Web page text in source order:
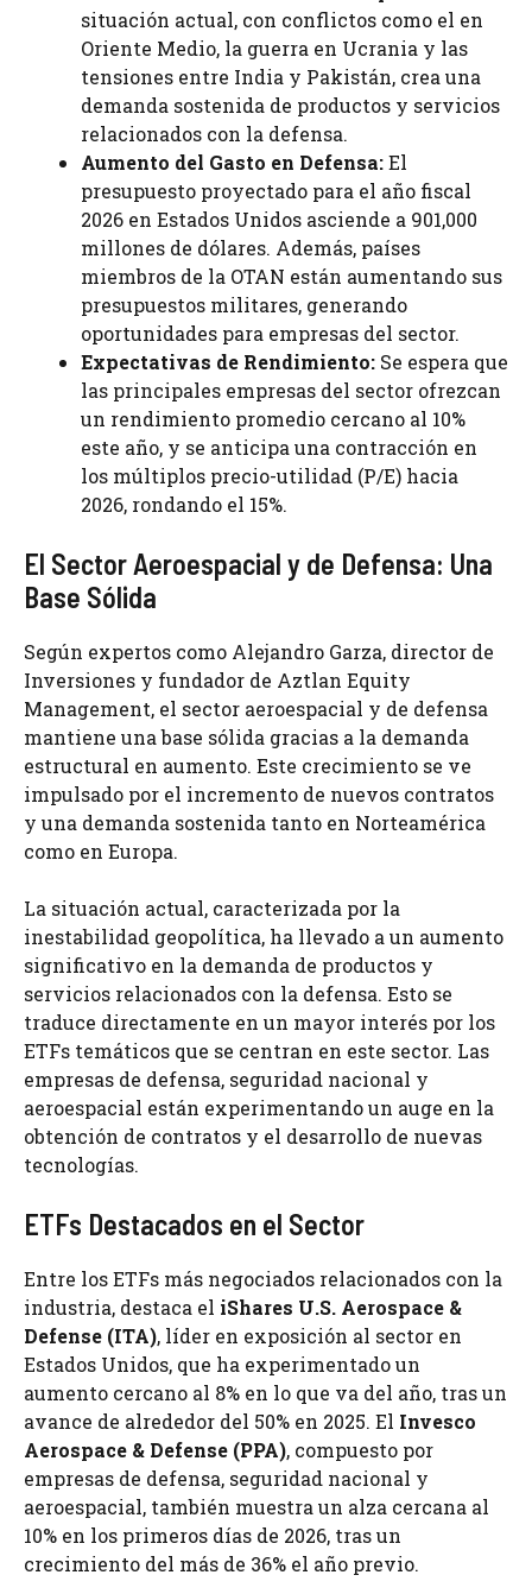
situación actual, con conflictos como el en
Oriente Medio, la guerra en Ucrania y las
tensiones entre India y Pakistán, crea una
demanda sostenida de productos y servicios
relacionados con la defensa.
Aumento del Gasto en Defensa:El
presupuesto proyectado para el año fiscal
2026 en Estados Unidos asciende a 901,000
millones de dólares. Además, países
miembros de la OTAN están aumentando sus
presupuestos militares, generando
oportunidades para empresas del sector.
Expectativas de Rendimiento: Se espera que
las principales empresas del sector ofrezcan
un rendimiento promedio cercano al 10%
este año, y se anticipa una contracción en
los múltiplos precio-utilidad (P/E) hacia
2026, rondando el 15%.
El Sector Aeroespacial y de Defensa: Una
Base Sólida
Según expertos como Alejandro Garza, director de
Inversiones y fundador de Aztlan Equity
Management, el sector aeroespacial y de defensa
mantiene una base sólida gracias a la demanda
estructural en aumento. Este crecimiento se ve
impulsado por el incremento de nuevos contratos
y una demanda sostenida tanto en Norteamérica
como en Europa.
La situación actual, caracterizada por la
inestabilidad geopolítica, ha llevado a un aumento
significativo en la demanda de productos y
servicios relacionados con la defensa. Esto se
traduce directamente en un mayor interés por los
ETFs temáticos que se centran en este sector. Las
empresas de defensa, seguridad nacional y
aeroespacial están experimentando un auge en la
obtención de contratos y el desarrollo de nuevas
tecnologías.
ETFs Destacados en el Sector
Entre los ETFs más negociados relacionados con la
industria, destaca el iShares U.S. Aerospace &
Defense (ITA), líder en exposición al sector en
Estados Unidos, que ha experimentado un
aumento cercano al 8% en lo que va del año, tras un
avance de alrededor del 50% en 2025. El Invesco
Aerospace & Defense (PPA), compuesto por
empresas de defensa, seguridad nacional y
aeroespacial, también muestra un alza cercana al
10% en los primeros días de 2026, tras un
crecimiento del más de 36% el año previo.